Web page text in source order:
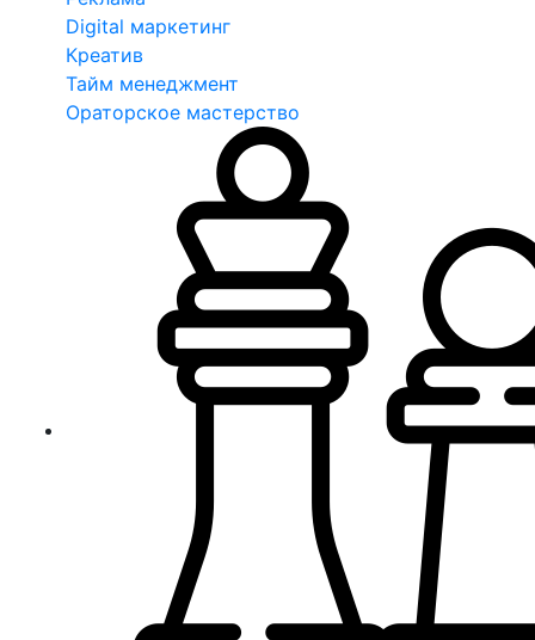
Digital маркетинг
Креатив
Тайм менеджмент
Ораторское мастерство